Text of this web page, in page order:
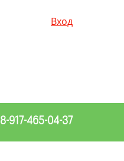
Вход
8-917-465-04-37